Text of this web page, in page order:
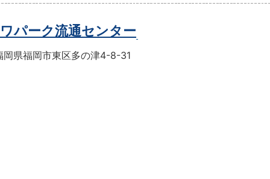
パーク流通センター
岡県福岡市東区多の津4-8-31